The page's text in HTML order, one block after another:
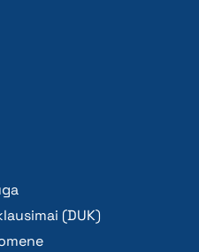
(DUK)